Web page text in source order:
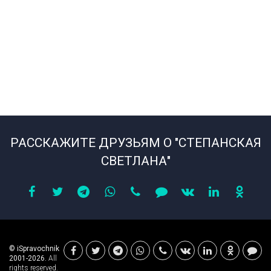
РАССКАЖИТЕ ДРУЗЬЯМ О "СТЕПАНСКАЯ
СВЕТЛАНА"
© iSpravochnik
2001-2026. All
rights reserved.